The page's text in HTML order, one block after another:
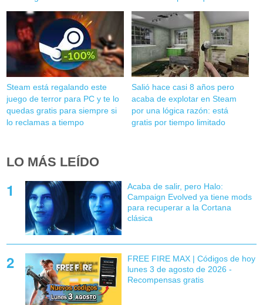
Steam está regalando este
juego de terror para PC y te lo
quedas gratis para siempre si
lo reclamas a tiempo
Salió hace casi 8 años pero
acaba de explotar en Steam
por una lógica razón: está
gratis por tiempo limitado
LO MÁS LEÍDO
Acaba de salir, pero Halo:
Campaign Evolved ya tiene mods
para recuperar a la Cortana
clásica
FREE FIRE MAX | Códigos de hoy
lunes 3 de agosto de 2026 -
Recompensas gratis